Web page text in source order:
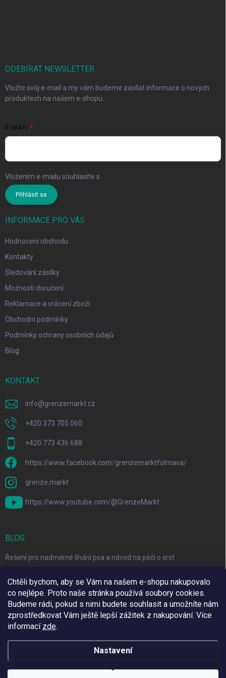
Chtěli bychom, aby se Vám na našem e-shopu nakupovalo
co nejlépe. Proto naše stránka používá soubory cookies.
Budeme rádi, pokud s nimi budete souhlasit a umožníte nám
zprostředkovat Vám ještě lepší zážitek z nakupování. Více
informací zde.
Nastavení
ODEBÍRAT NEWSLETTER
Vložte svůj e-mail a my vám budeme zasílat informace o nových
produktech na našem e-shopu.
E-MAIL
Vložením e-mailu souhlasíte s
Přihlásit se
INFORMACE PRO VÁS
Hodnocení obchodu
Kontakty
Sledování zásilky
Možnosti doručení
Reklamace a vrácení zboží
Obchodní podmínky
Podmínky ochrany osobních údajů
Blog
KONTAKT
info@grenzemarkt.cz
+420 373 705 060
+420 773 436 688
https://www.facebook.com/grenzemarktfolmava/
grenze.markt
https://www.youtube.com/@GrenzeMarkt
BLOG
Řešení pro nadměrné línání psa a návod na péči o srst
Top 6 značek pro domácí mazlíčky za skvělé ceny
Copyright 2026Grenze Markt Online. Všechna práva vyhrazena.Upravit